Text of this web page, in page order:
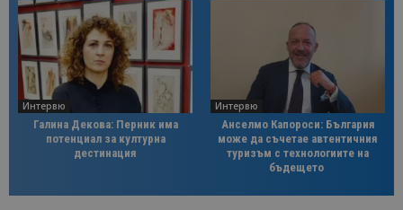
Интервю
Галина Декова: Перник има
потенциал за културна
дестинация
Интервю
Анселмо Капороси: България
може да съчетае автентичния
туризъм с технологиите на
бъдещето